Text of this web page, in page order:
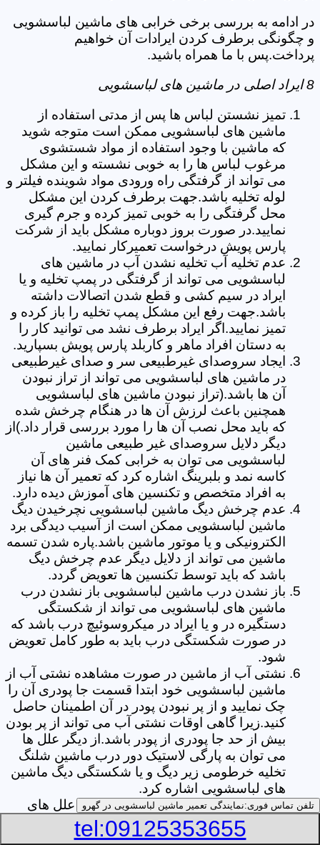
در ادامه به بررسی برخی خرابی های ماشین لباسشویی
و چگونگی برطرف کردن ایرادات آن خواهیم
پرداخت.پس با ما همراه باشید.
8 ایراد اصلی در ماشین های لباسشویی
تمیز نشستن لباس ها پس از مدتی استفاده از
ماشین های لباسشویی ممکن است متوجه شوید
که ماشین با وجود استفاده از مواد شستشوی
مرغوب لباس ها را به خوبی نشسته و این مشکل
می تواند از گرفتگی راه ورودی مواد شوینده فیلتر و
لوله تخلیه باشد.جهت برطرف کردن این مشکل
محل گرفتگی را به خوبی تمیز کرده و جرم گیری
نمایید.در صورت بروز دوباره مشکل باید از شرکت
پارس پویش درخواست تعمیرکار نمایید.
عدم تخلیه آب تخلیه نشدن آب در ماشین های
لباسشویی می تواند از گرفتگی در پمپ تخلیه و یا
ایراد در سیم کشی و قطع شدن اتصالات داشته
باشد.جهت رفع این مشکل پمپ تخلیه را باز کرده و
تمیز نمایید.اگر ایراد برطرف نشد می توانید کار را
به دستان افراد ماهر و کاربلد پارس پویش بسپارید.
ایجاد سروصدای غیرطبیعی سر و صدای غیرطبیعی
در ماشین های لباسشویی می تواند از تراز نبودن
آن ها باشد.(تراز نبودن ماشین های لباسشویی
همچنین باعث لرزش آن ها در هنگام چرخش شده
که باید محل نصب آن ها را مورد بررسی قرار داد.)از
دیگر دلایل سروصدای غیر طبیعی ماشین
لباسشویی می توان به خرابی کمک فنر های آن
کاسه نمد و بلبرینگ اشاره کرد که تعمیر آن ها نیاز
به افراد متخصص و تکنسین های آموزش دیده دارد.
عدم چرخش دیگ ماشین لباسشویی نچرخیدن دیگ
ماشین لباسشویی ممکن است از آسیب دیدگی برد
الکترونیکی و یا موتور ماشین باشد.پاره شدن تسمه
ماشین می تواند از دلایل دیگر عدم چرخش دیگ
باشد که باید توسط تکنسین ها تعویض گردد.
باز نشدن درب ماشین لباسشویی باز نشدن درب
ماشین های لباسشویی می تواند از شکستگی
دستگیره در و یا ایراد در میکروسوئیچ درب باشد که
در صورت شکستگی درب باید به طور کامل تعویض
شود.
نشتی آب از ماشین در صورت مشاهده نشتی آب از
ماشین لباسشویی خود ابتدا قسمت جا پودری آن را
چک نمایید و از پر نبودن پودر در آن اطمینان حاصل
کنید.زیرا گاهی اوقات نشتی آب می تواند از پر بودن
بیش از حد جا پودری از پودر باشد.از دیگر علل ها
می توان به پارگی لاستیک دور درب ماشین شلنگ
تخلیه خرطومی زیر دیگ و یا شکستگی دیگ ماشین
های لباسشویی اشاره کرد.
خشک نکردن لباس ها یکی از بیشترین علل های
خشک نکردن لباس ها توسط ماشین های
لباسشویی پر کردن دیگ آن ها بیش از حد ظرفیت
تلفن تماس فوری:نمایندگی تعمیر ماشین لباسشویی در گهرو
tel:09125353655